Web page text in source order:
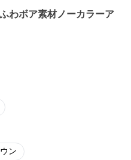
わボア素材ノーカラーア
ン